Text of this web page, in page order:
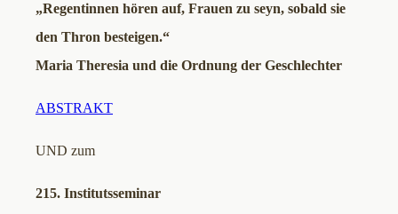
„Regentinnen hören auf, Frauen zu seyn, sobald sie
den Thron besteigen.“
Maria Theresia und die Ordnung der Geschlechter
ABSTRAKT
UND zum
215. Institutsseminar